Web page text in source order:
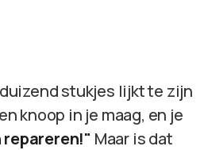
stukjes lijkt te zijn
knoop in je maag, en je
Maar is dat